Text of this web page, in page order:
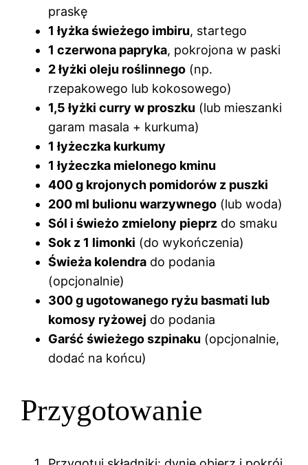
praskę
1 łyżka świeżego imbiru, startego
1 czerwona papryka, pokrojona w paski
2 łyżki oleju roślinnego (np.
rzepakowego lub kokosowego)
1,5 łyżki curry w proszku (lub mieszanki
garam masala + kurkuma)
1 łyżeczka kurkumy
1 łyżeczka mielonego kminu
400 g krojonych pomidorów z puszki
200 ml bulionu warzywnego (lub woda)
Sól i świeżo zmielony pieprz do smaku
Sok z 1 limonki (do wykończenia)
Świeża kolendra do podania
(opcjonalnie)
300 g ugotowanego ryżu basmati lub
komosy ryżowej do podania
Garść świeżego szpinaku (opcjonalnie,
dodać na końcu)
Przygotowanie